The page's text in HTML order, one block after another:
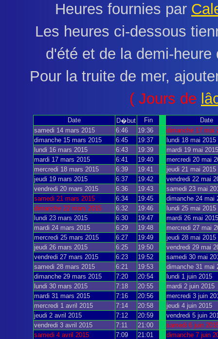
Heures fournies par
Les heures ci-dessous
d'été et de la demi-
Pour la truite de mer,
( Jours de
Date D�but Fin
Date
samedi 14 mars 2015
6:46 19:36
dimanche 17 mai
dimanche 15 mars 2015
6:45 19:37
lundi 18 mai 2015
lundi 16 mars 2015
6:43 19:39
mardi 19 mai 2015
mardi 17 mars 2015
6:41 19:40
mercredi 20 mai
mercredi 18 mars 2015
6:39 19:41
jeudi 21 mai 2015
jeudi 19 mars 2015
6:37 19:42
vendredi 22 mai
vendredi 20 mars 2015
6:36 19:43
samedi 23 mai
samedi 21 mars 2015
6:34 19:45
dimanche 24 mai
dimanche 22 mars 2015
6:32 19:46
lundi 25 mai 2015
lundi 23 mars 2015
6:30 19:47
mardi 26 mai 2015
mardi 24 mars 2015
6:29 19:48
mercredi 27 mai
mercredi 25 mars 2015
6:27 19:49
jeudi 28 mai 2015
jeudi 26 mars 2015
6:25 19:50
vendredi 29 mai
vendredi 27 mars 2015
6:23 19:52
samedi 30 mai
samedi 28 mars 2015
6:21 19:53
dimanche 31 mai
dimanche 29 mars 2015
7:20 20:54
lundi 1 juin 2015
lundi 30 mars 2015
7:18 20:55
mardi 2 juin 2015
mardi 31 mars 2015
7:16 20:56
mercredi 3 juin
mercredi 1 avril 2015
7:14 20:58
jeudi 4 juin 2015
jeudi 2 avril 2015
7:12 20:59
vendredi 5 juin
vendredi 3 avril 2015
7:11 21:00
samedi 6 juin
samedi 4 avril 2015
7:09 21:01
dimanche 7 juin